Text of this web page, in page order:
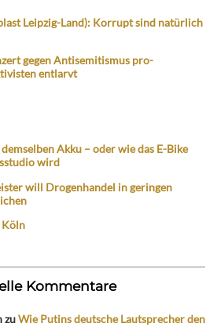
Leipzig-Land): Korrupt sind natürlich
gegen Antisemitismus pro-
entlarvt
Akku – oder wie das E-Bike
wird
will Drogenhandel in geringen
Köln
Kommentare
zuWie Putins deutsche Lautsprecher den